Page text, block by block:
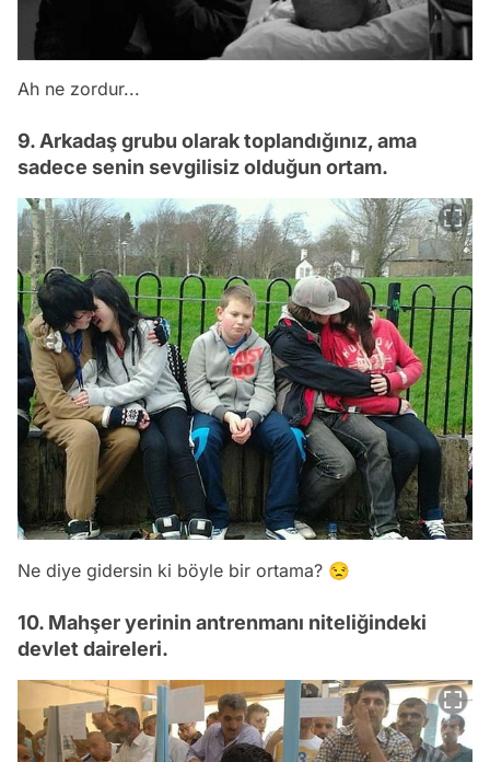
Ah ne zordur...
9. Arkadaş grubu olarak toplandığınız, ama
sadece senin sevgilisiz olduğun ortam.
Ne diye gidersin ki böyle bir ortama? 😒
10. Mahşer yerinin antrenmanı niteliğindeki
devlet daireleri.